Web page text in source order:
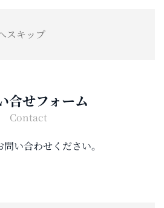
スキップ
合せフォーム
Contact
い合わせください。